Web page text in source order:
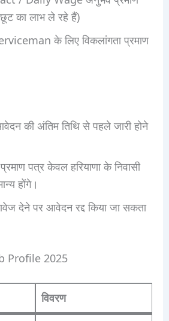
का लाभ ले रहे हैं)
के लिए विकलांगता प्रमाण
की अंतिम तिथि से पहले जारी होने
पत्र केवल हरियाणा के निवासी
होंगे।
देने पर आवेदन रद्द किया जा सकता
Profile 2025
विवरण